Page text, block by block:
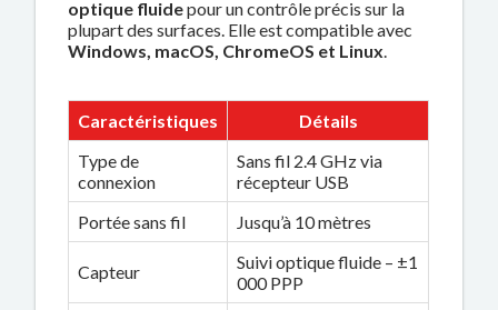
optique fluidepour un contrôle précis sur la
plupart des surfaces. Elle est compatible avec
Windows, macOS, ChromeOS et Linux.
Caractéristiques
Détails
Type de
connexion
Sans fil 2.4 GHz via
récepteur USB
Portée sans fil
Jusqu’à 10 mètres
Capteur
Suivi optique fluide – ±1
000 PPP